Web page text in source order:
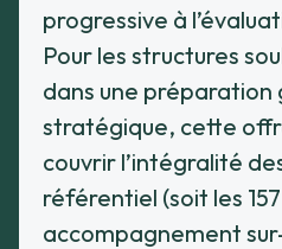
progressive à
Pour les structures
dans une préparation
stratégique, cette
couvrir l’intégralité
référentiel (soit les
accompagnement